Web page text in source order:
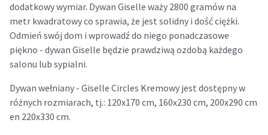
dodatkowy wymiar. Dywan Giselle waży 2800 gramów na
metr kwadratowy co sprawia, że jest solidny i dość ciężki.
Odmień swój dom i wprowadź do niego ponadczasowe
piękno - dywan Giselle będzie prawdziwą ozdobą każdego
salonu lub sypialni.
Dywan wełniany - Giselle Circles Kremowy jest dostępny w
różnych rozmiarach, tj.: 120x170 cm, 160x230 cm, 200x290 cm
en 220x330 cm.